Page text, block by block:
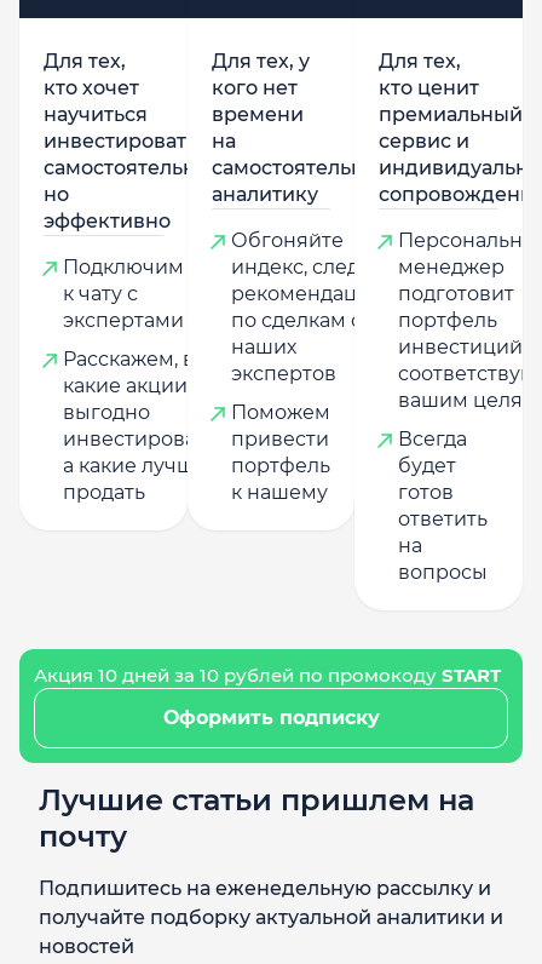
Для тех,
кто хочет
научиться
инвестировать
самостоятельно,
но
эффективно
Подключим
к чату с
экспертами
Расскажем, в
какие акции
выгодно
инвестировать,
а какие лучше
продать
Для тех, у
кого нет
времени
на
самостоятельную
аналитику
Обгоняйте
индекс, следуя
рекомендациям
по сделкам от
наших
экспертов
Поможем
привести
портфель
к нашему
Для тех,
кто ценит
премиальный
сервис и
менеджер
подготовит
портфель
инвестиций,
вашим целям
Всегда
будет
готов
ответить
на
вопросы
Акция 10 дней за 10 рублей по промокоду START
Оформить подписку
Лучшие статьи пришлем на
почту
Подпишитесь на еженедельную рассылку и
получайте подборку актуальной аналитики и
новостей